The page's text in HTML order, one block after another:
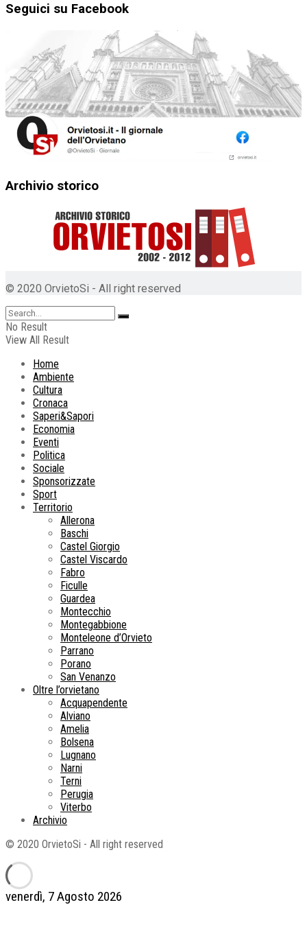
venerdì, 7 Agosto 2026
Seguici su Facebook
Archivio storico
© 2020 OrvietoSi - All right reserved
No Result
View All Result
Home
Ambiente
Cultura
Cronaca
Saperi&Sapori
Economia
Eventi
Politica
Sociale
Sponsorizzate
Sport
Territorio
Allerona
Baschi
Castel Giorgio
Castel Viscardo
Fabro
Ficulle
Guardea
Montecchio
Montegabbione
Monteleone d’Orvieto
Parrano
Porano
San Venanzo
Oltre l’orvietano
Acquapendente
Alviano
Amelia
Bolsena
Lugnano
Narni
Terni
Perugia
Viterbo
Archivio
© 2020 OrvietoSi - All right reserved